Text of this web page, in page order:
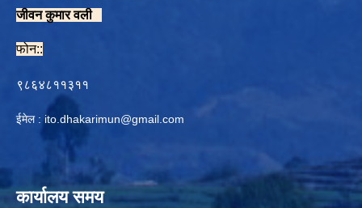
जीवन कुमार वली
फोन::
९८६४८११३११
ईमेल : ito.dhakarimun@gmail.com
कार्यालय समय